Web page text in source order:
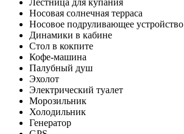
Лестница для купания
Носовая солнечная терраса
Носовое подруливающее устройство
Динамики в кабине
Стол в кокпите
Кофе-машина
Палубный душ
Эхолот
Электрический туалет
Морозильник
Холодильник
Генератор